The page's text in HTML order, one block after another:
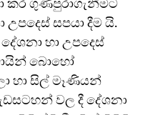
කර ගුණපුරාගැනීමට
උපදෙස් සපයා දීම යි.
හා උපදෙස්
බොහෝ
හා සිල් මෑණියන්
වල දී දේශනා